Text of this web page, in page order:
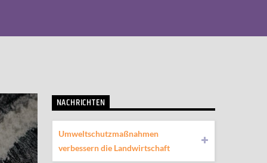
NACHRICHTEN
Umweltschutzmaßnahmen
verbessern die Landwirtschaft